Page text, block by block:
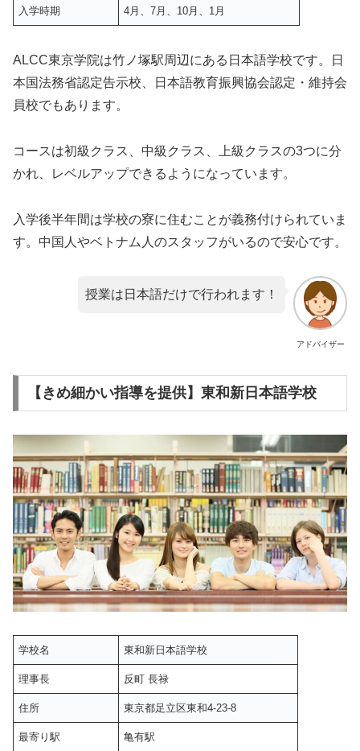
入学時期 4月、7月、10月、1月
ALCC東京学院は竹ノ塚駅周辺にある日本語学校です。日
本国法務省認定告示校、日本語教育振興協会認定・維持会
員校でもあります。
コースは初級クラス、中級クラス、上級クラスの3つに分
かれ、レベルアップできるようになっています。
入学後半年間は学校の寮に住むことが義務付けられていま
す。中国人やベトナム人のスタッフがいるので安心です。
アドバイザー
授業は日本語だけで行われます！
【きめ細かい指導を提供】東和新日本語学校
学校名 東和新日本語学校
理事長 反町 長禄
住所 東京都足立区東和4-23-8
最寄り駅 亀有駅